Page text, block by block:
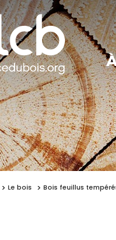
Le bois Bois feuillus